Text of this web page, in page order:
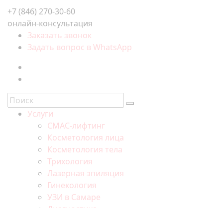
+7 (846) 270-30-60
онлайн-консультация
Заказать звонок
Задать вопрос в WhatsApp
Услуги
СМАС-лифтинг
Косметология лица
Косметология тела
Трихология
Лазерная эпиляция
Гинекология
УЗИ в Самаре